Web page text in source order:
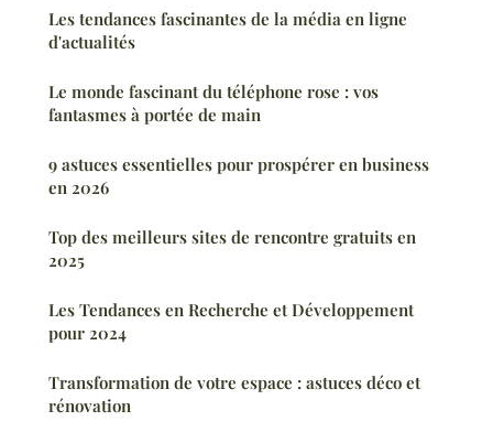
Les tendances fascinantes de la média en ligne
d'actualités
Le monde fascinant du téléphone rose : vos
fantasmes à portée de main
9 astuces essentielles pour prospérer en business
en 2026
Top des meilleurs sites de rencontre gratuits en
2025
Les Tendances en Recherche et Développement
pour 2024
Transformation de votre espace : astuces déco et
rénovation